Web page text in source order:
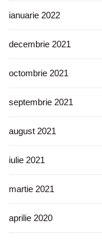
ianuarie 2022
decembrie 2021
octombrie 2021
septembrie 2021
august 2021
iulie 2021
martie 2021
aprilie 2020